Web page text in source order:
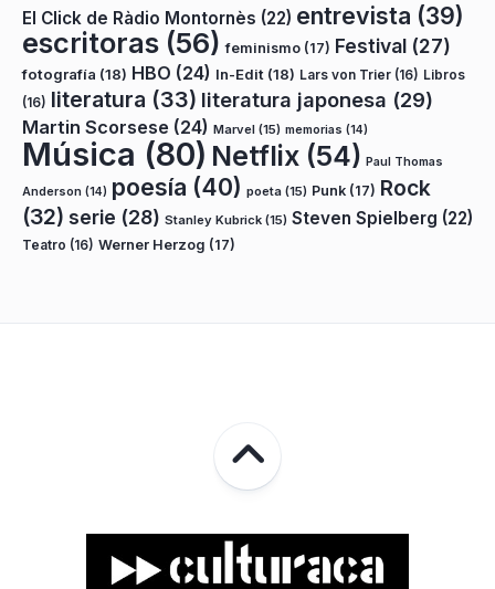
El Click de Ràdio Montornès (22) entrevista (39)
escritoras (56) feminismo (17) Festival (27)
fotografía (18) HBO (24) In-Edit (18) Lars von Trier (16) Libros
(16) literatura (33) literatura japonesa (29)
Martin Scorsese (24) Marvel (15) memorias (14)
Música (80) Netflix (54) Paul Thomas
Anderson (14) poesía (40) poeta (15) Punk (17) Rock
(32) serie (28) Stanley Kubrick (15) Steven Spielberg (22)
Teatro (16) Werner Herzog (17)